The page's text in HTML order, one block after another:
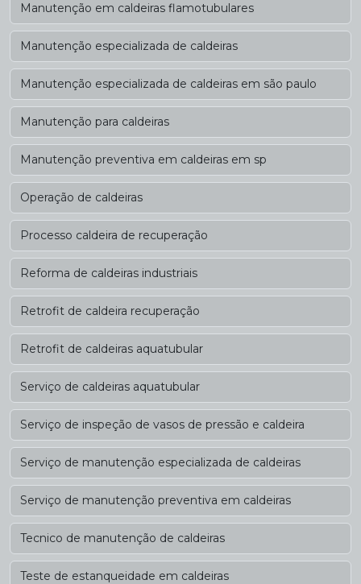
Manutenção em caldeiras flamotubulares
Manutenção especializada de caldeiras
Manutenção especializada de caldeiras em são paulo
Manutenção para caldeiras
Manutenção preventiva em caldeiras em sp
Operação de caldeiras
Processo caldeira de recuperação
Reforma de caldeiras industriais
Retrofit de caldeira recuperação
Retrofit de caldeiras aquatubular
Serviço de caldeiras aquatubular
Serviço de inspeção de vasos de pressão e caldeira
Serviço de manutenção especializada de caldeiras
Serviço de manutenção preventiva em caldeiras
Tecnico de manutenção de caldeiras
Teste de estanqueidade em caldeiras